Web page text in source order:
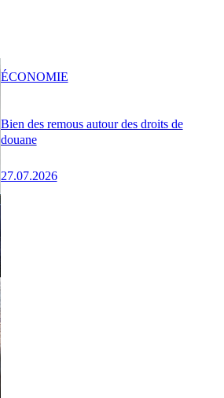
Bien des remous autour des droits de
douane
27.07.2026
ÉCONOMIE